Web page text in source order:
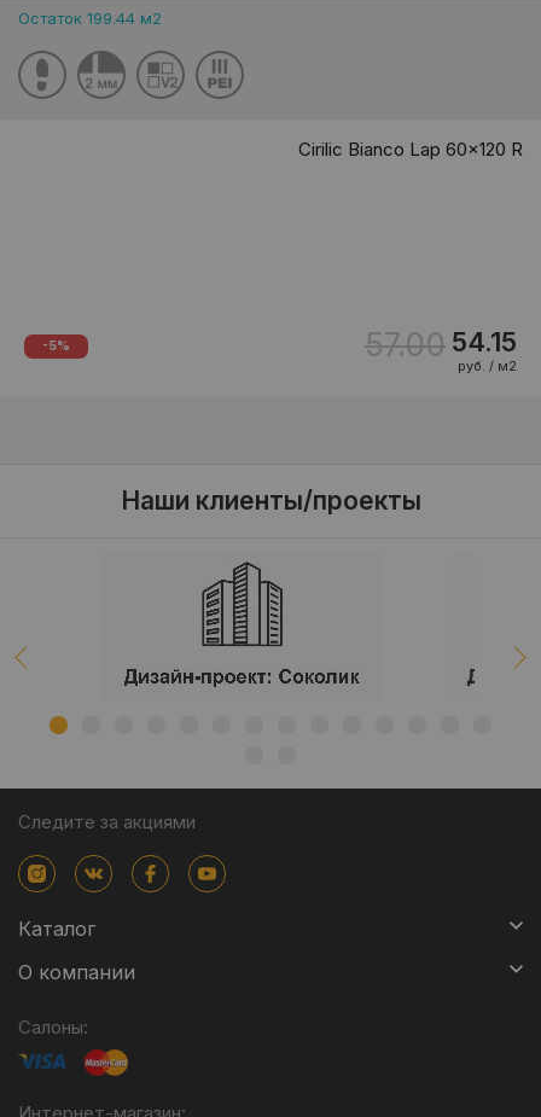
Остаток 199.44 м2
Cirilic Bianco Lap 60x120 R
-5% 57.00 54.15
руб. / м2
Наши клиенты/проекты
Следите за акциями
Каталог
О компании
Салоны: